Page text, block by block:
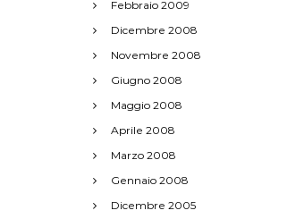
Febbraio 2009
Dicembre 2008
Novembre 2008
Giugno 2008
Maggio 2008
Aprile 2008
Marzo 2008
Gennaio 2008
Dicembre 2005